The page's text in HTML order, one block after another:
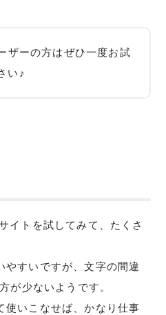
ザーの方はぜひ一度お試
い♪
イトを試してみて、たくさ
やすいですが、文字の間違
が少ないようです。
使いこなせば、かなり仕事